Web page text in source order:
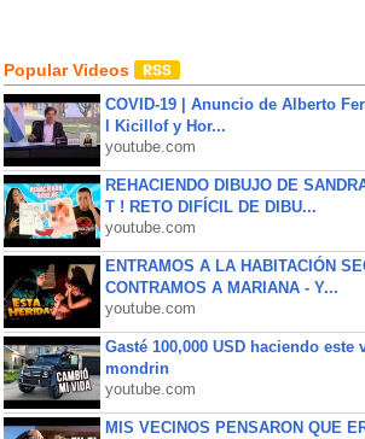
Popular Videos
COVID-19 | Anuncio de Alberto
l Kicillof y Hor...
youtube.com
REHACIENDO DIBUJO DE
T ! RETO DIFÍCIL DE DIBU...
youtube.com
ENTRAMOS A LA HABITACIÓN
CONTRAMOS A MARIANA - Y...
youtube.com
Gasté 100,000 USD haciendo este
mondrin
youtube.com
MIS VECINOS PENSARON QUE